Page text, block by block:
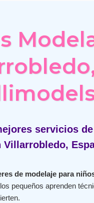
servicios
Villarrobledo,
de modelaje para
pequeños aprenden